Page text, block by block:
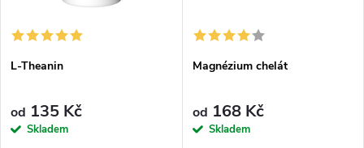
L-Theanin
od 135 Kč
Skladem
Magnézium chelát
od 168 Kč
Skladem